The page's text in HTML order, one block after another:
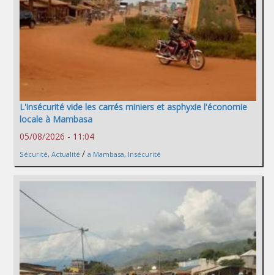
L'insécurité vide les carrés miniers et asphyxie l'économie
locale à Mambasa
05/08/2026 - 11:04
Sécurité, Actualité / a Mambasa, Insécurité